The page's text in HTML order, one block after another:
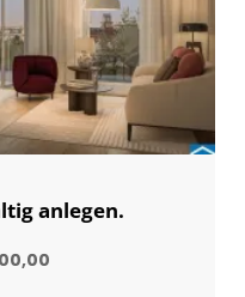
anlegen.